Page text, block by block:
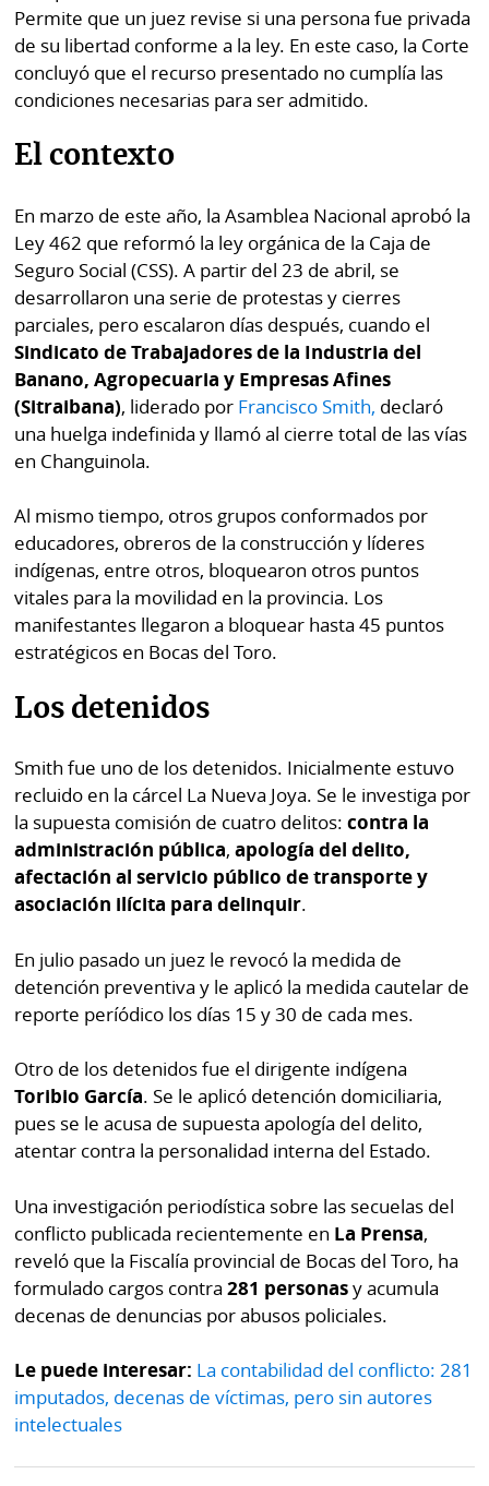
Permite que un juez revise si una persona fue privada
de su libertad conforme a la ley. En este caso, la Corte
concluyó que el recurso presentado no cumplía las
condiciones necesarias para ser admitido.
El contexto
En marzo de este año, la Asamblea Nacional aprobó la
Ley 462 que reformó la ley orgánica de la Caja de
Seguro Social (CSS). A partir del 23 de abril, se
desarrollaron una serie de protestas y cierres
parciales, pero escalaron días después, cuando el
Sindicato de Trabajadores de la Industria del
Banano, Agropecuaria y Empresas Afines
(Sitraibana), liderado por Francisco Smith, declaró
una huelga indefinida y llamó al cierre total de las vías
en Changuinola.
Al mismo tiempo, otros grupos conformados por
educadores, obreros de la construcción y líderes
indígenas, entre otros, bloquearon otros puntos
vitales para la movilidad en la provincia. Los
manifestantes llegaron a bloquear hasta 45 puntos
estratégicos en Bocas del Toro.
Los detenidos
Smith fue uno de los detenidos. Inicialmente estuvo
recluido en la cárcel La Nueva Joya. Se le investiga por
la supuesta comisión de cuatro delitos:contra la
administración pública,apología del delito,
afectación al servicio público de transporte y
asociación ilícita para delinquir.
En julio pasado un juez le revocó la medida de
detención preventiva y le aplicó la medida cautelar de
reporte períódico los días 15 y 30 de cada mes.
Otro de los detenidos fue el dirigente indígena
Toribio García. Se le aplicó detención domiciliaria,
pues se le acusa de supuesta apología del delito,
atentar contra la personalidad interna del Estado.
Una investigación periodística sobre las secuelas del
conflicto publicada recientemente en La Prensa,
reveló que la Fiscalía provincial de Bocas del Toro, ha
formulado cargos contra281 personasy acumula
decenas de denuncias por abusos policiales.
Le puede interesar: La contabilidad del conflicto: 281
imputados, decenas de víctimas, pero sin autores
intelectuales